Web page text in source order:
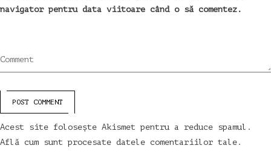
navigator pentru data viitoare când o să comentez.
Comment
POST COMMENT
Acest site folosește Akismet pentru a reduce spamul.
Află cum sunt procesate datele comentariilor tale .